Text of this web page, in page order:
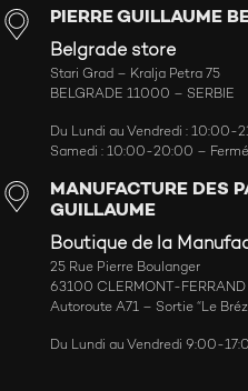
PIERRE GUILLAUME
Belgrade store
Stari Grad – Kralja Petra 75
BELGRADE 11000 – SERBIE
Du Lundi au Vendredi : 10:00-
Samedi : 10:00-20:00 –
MANUFACTURE DES
GUILLAUME
Boutique de la
25 Rue Pierre Boulanger
63100 CLERMONT-FERRAND
Autoroute A71 – Sortie “Le
Du Lundi au Vendredi 9:00-